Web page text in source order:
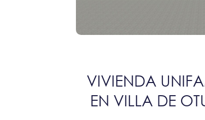
VIVIENDA
EN VILLA DE